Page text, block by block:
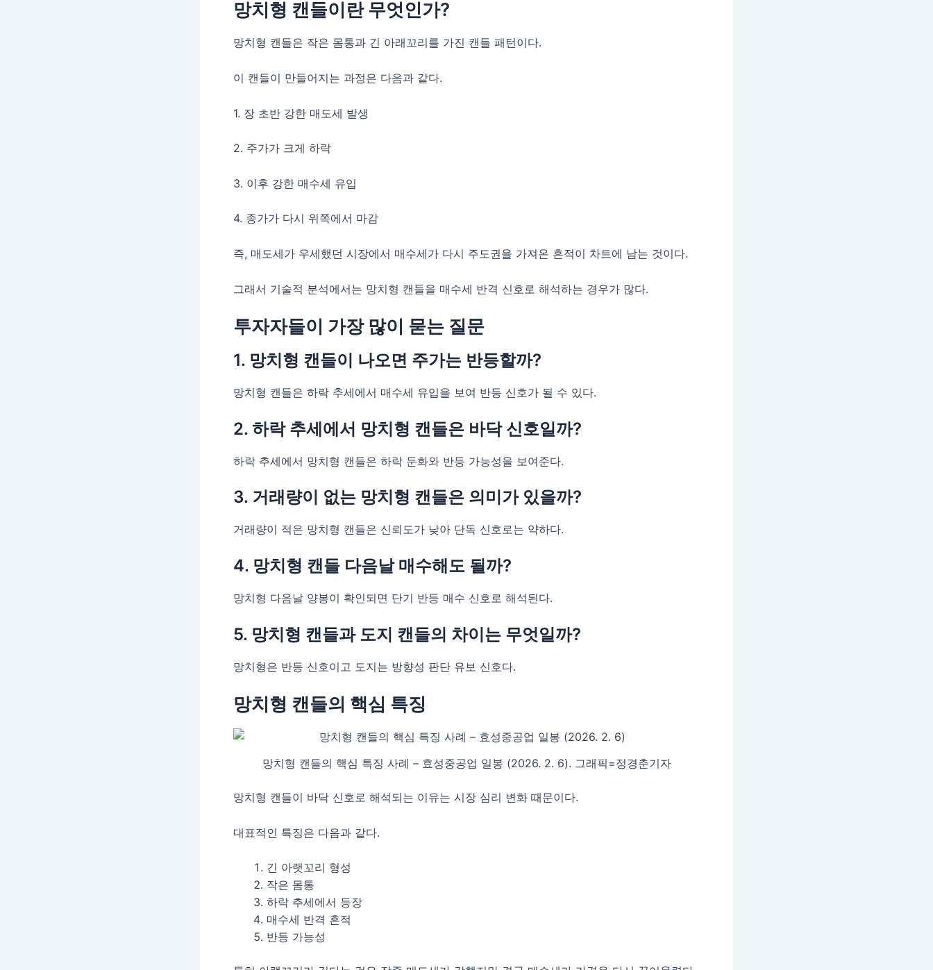
망치형 캔들이란 무엇인가?
망치형 캔들은 작은 몸통과 긴 아래꼬리를 가진 캔들 패턴이다.
이 캔들이 만들어지는 과정은 다음과 같다.
1. 장 초반 강한 매도세 발생
2. 주가가 크게 하락
3. 이후 강한 매수세 유입
4. 종가가 다시 위쪽에서 마감
즉, 매도세가 우세했던 시장에서 매수세가 다시 주도권을 가져온 흔적이 차트에 남는 것이다.
그래서 기술적 분석에서는 망치형 캔들을 매수세 반격 신호로 해석하는 경우가 많다.
투자자들이 가장 많이 묻는 질문
1. 망치형 캔들이 나오면 주가는 반등할까?
망치형 캔들은 하락 추세에서 매수세 유입을 보여 반등 신호가 될 수 있다.
2. 하락 추세에서 망치형 캔들은 바닥 신호일까?
하락 추세에서 망치형 캔들은 하락 둔화와 반등 가능성을 보여준다.
3. 거래량이 없는 망치형 캔들은 의미가 있을까?
거래량이 적은 망치형 캔들은 신뢰도가 낮아 단독 신호로는 약하다.
4. 망치형 캔들 다음날 매수해도 될까?
망치형 다음날 양봉이 확인되면 단기 반등 매수 신호로 해석된다.
5. 망치형 캔들과 도지 캔들의 차이는 무엇일까?
망치형은 반등 신호이고 도지는 방향성 판단 유보 신호다.
망치형 캔들의 핵심 특징
망치형 캔들의 핵심 특징 사례 – 효성중공업 일봉 (2026. 2. 6). 그래픽=정경춘기자
망치형 캔들이 바닥 신호로 해석되는 이유는 시장 심리 변화 때문이다.
대표적인 특징은 다음과 같다.
긴 아랫꼬리 형성
작은 몸통
하락 추세에서 등장
매수세 반격 흔적
반등 가능성